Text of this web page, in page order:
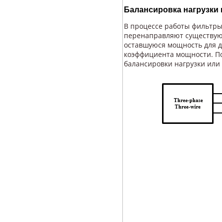
Балансировка
В процессе работы
перенаправляют
оставшуюся мощность для
коэффициента мощности.
балансировки нагрузки